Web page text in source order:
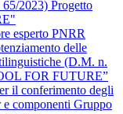
2023) Progetto
esperto PNRR
delle
(D.M. n.
FOR FUTURE”
il conferimento degli
componenti Gruppo